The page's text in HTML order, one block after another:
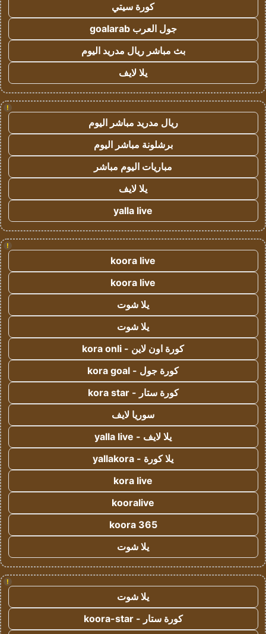
كورة سيتي
جول العرب goalarab
بث مباشر ريال مدريد اليوم
يلا لايف
!
ريال مدريد مباشر اليوم
برشلونة مباشر اليوم
مباريات اليوم مباشر
يلا لايف
yalla live
!
koora live
koora live
يلا شوت
يلا شوت
كورة اون لاين - kora onli
كورة جول - kora goal
كورة ستار - kora star
سوريا لايف
يلا لايف - yalla live
يلا كورة - yallakora
kora live
kooralive
koora 365
يلا شوت
!
يلا شوت
كورة ستار - koora-star